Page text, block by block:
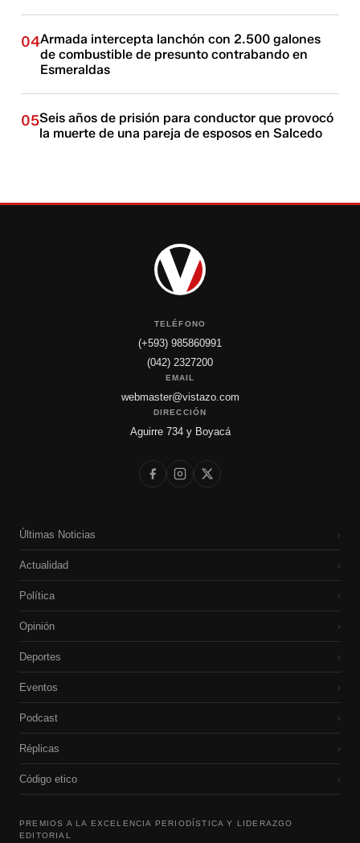
04Armada intercepta lanchón con 2.500 galones
de combustible de presunto contrabando en
Esmeraldas
05Seis años de prisión para conductor que provocó
la muerte de una pareja de esposos en Salcedo
TELÉFONO
(+593) 985860991
(042) 2327200
EMAIL
webmaster@vistazo.com
DIRECCIÓN
Aguirre 734 y Boyacá
Últimas Noticias ›
Actualidad ›
Política ›
Opinión ›
Deportes ›
Eventos ›
Podcast ›
Réplicas ›
Código etico ›
PREMIOS A LA EXCELENCIA PERIODÍSTICA Y LIDERAZGO
EDITORIAL